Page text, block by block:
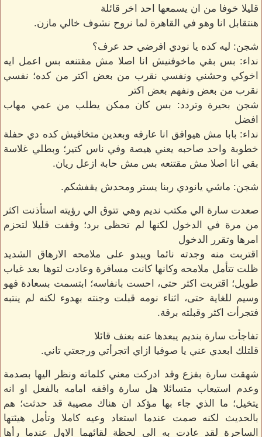
قليلا خوفا من ان يسمعها احد اخر قائلة
هنتقابل انا وهو في القاهرة لما نروح نشوف خالي مازن.
شجن: ليه كده يا نودي افرضي حد عرف؟
نداء: بس بقي ماخوفنيش انا اصلا مش مقتنعه بس اعمل ايه
اخوكي وحشني ونفسي نقرب من بعض اكتر من كده؛ نفسي
نقرب من بعض ونفهم بعض اكتر
شجن بحيرة وتردد: بس كان ممكن يطلب من عمي مهاب
افضل
نداء: بابا مش هيوافق انا عارفه وبعدين متخافيش كده دي حفلة
خطوبة واحد صاحبه يعني هيصة وفي ناس كتير؛ وبطلي غلاسة
بقي انا اصلا مش مقتنعه بس مش حابة ازعل ريان.
شجن: ماشي يانودي ربنا يستر ومحدش يقفشكم.
صعدت سارة الي مكتب نديم وهي تتوق الي رؤيته استأذنت اكثر
من مرة في الدخول لكنها لم تحظى برد؛ وقفت قليلا لتحزم
امرها وتقرر الدخول
اقتربت منه وجدته نائما ويبدو على ملامحه الارهاق الشديد
ظلت تتأمل ملامحه وكانها كانت مسافرة وعادت لتوها بعد غياب
طويل؛ اقتربت اكثر حتى، احست بانفاسه؛ ابتسمت بسعادة فهو
وسيم للغاية حتى، اثناء نومه قبلت وجنته بهدوء لكنه لم ينتبه
فتجرأت اكثر وقبلته برقة.
تفاجأت سارة بنديم يبعدها عنه بعنف قائلا
قلتلك ابعدي عني يا صوفيا ازاي اتجرأتي ورجعتي تاني.
شهقت سارة بفزع وقد ادركت معني كلماته ونظر اليها بصدمة
وعدم استيعاب متسائلا هل سارة واقفه امامه بالفعل او انه
يتخيل؛ ما الذي جاء بها مؤكد ان هناك مصيبة قد حدثت؛ هم
بالحديث لكنه صمت عندما استعاد وعيه كاملا وتأمل هيئتها
الساحرة لقد عادت به الي لحظة لقائهما الاول عندما رأها